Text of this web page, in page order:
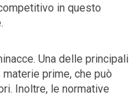
in questo
Una delle principali
prime, che può
Inoltre, le normative